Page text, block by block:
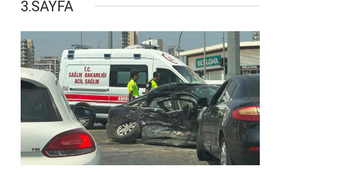
3.SAYFA